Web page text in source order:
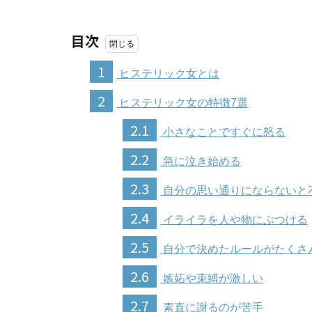
目次
1
ヒステリック女とは
2 ヒステリック女の特徴7選
2.1 小さなことですぐに怒る
2.2 急に泣き始める
2.3 自分の思い通りにならないと
2.4 イライラを人や物にぶつける
2.5 自分で決めたルールがたくさ
2.6 嫉妬や束縛が激しい
2.7 素直に謝るのが苦手